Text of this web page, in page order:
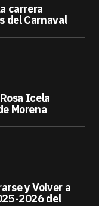
carrera
del Carnaval
Icela
Morena
y Volver a
2026 del